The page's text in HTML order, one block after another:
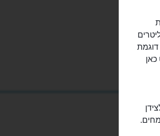
ענקי, שבו 2.8 מיליון ליטרים
דוגמת